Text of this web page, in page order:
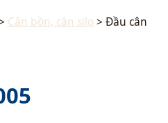
Cân bồn, cân silo > Đầu cân